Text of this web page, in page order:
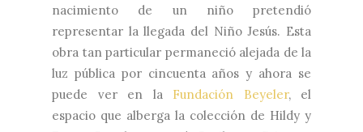
nacimiento de un niño pretendió
representar la llegada del Niño Jesús. Esta
obra tan particular permaneció alejada de la
luz pública por cincuenta años y ahora se
puede ver en la Fundación Beyeler, el
espacio que alberga la colección de Hildy y